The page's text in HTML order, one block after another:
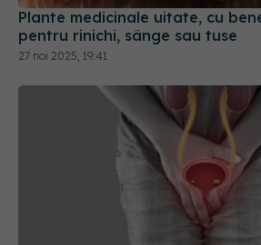
Plante medicinale uitate, cu
pentru rinichi, sânge sau tuse
27 noi 2025, 19:41